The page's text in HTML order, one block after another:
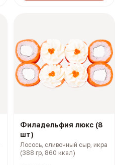
Филадельфия люкс (8
шт)
Лосось, сливочный сыр, икра
(388 гр, 860 ккал)